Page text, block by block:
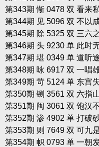
第343期 惭 0478 双 看来
第344期 见 5096 双 不以
第345期 除 5325 双 三六
第346期 头 9230 单 此时
第347期 堪 0349 单 道听
第348期 咏 6917 双 一唱
第349期 苛 5124 单 东宫
第350期 铡 3561 双 六指
第351期 闽 3061 双 饱汉
第352期 渗 4902 单 打破
第353期 则 7649 双 可九
第354期 帜 0793 单 一朝